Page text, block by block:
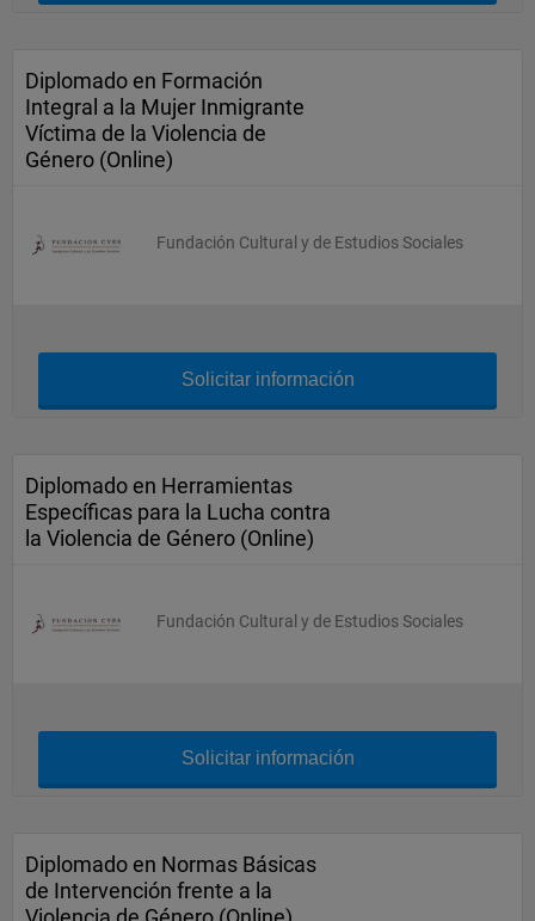
Diplomado en Formación
Integral a la Mujer Inmigrante
Víctima de la Violencia de
Género (Online)
Fundación Cultural y de Estudios Sociales
Solicitar información
Diplomado en Herramientas
Específicas para la Lucha contra
la Violencia de Género (Online)
Fundación Cultural y de Estudios Sociales
Solicitar información
Diplomado en Normas Básicas
de Intervención frente a la